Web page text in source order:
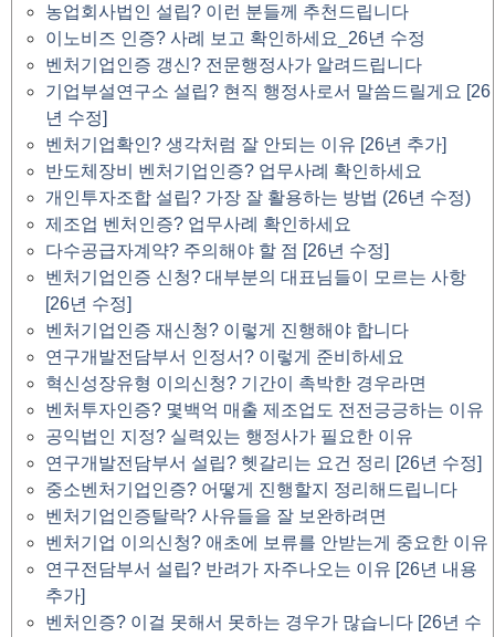
농업회사법인 설립? 이런 분들께 추천드립니다
이노비즈 인증? 사례 보고 확인하세요_26년 수정
벤처기업인증 갱신? 전문행정사가 알려드립니다
기업부설연구소 설립? 현직 행정사로서 말씀드릴게요 [26
년 수정]
벤처기업확인? 생각처럼 잘 안되는 이유 [26년 추가]
반도체장비 벤처기업인증? 업무사례 확인하세요
개인투자조합 설립? 가장 잘 활용하는 방법 (26년 수정)
제조업 벤처인증? 업무사례 확인하세요
다수공급자계약? 주의해야 할 점 [26년 수정]
벤처기업인증 신청? 대부분의 대표님들이 모르는 사항
[26년 수정]
벤처기업인증 재신청? 이렇게 진행해야 합니다
연구개발전담부서 인정서? 이렇게 준비하세요
혁신성장유형 이의신청? 기간이 촉박한 경우라면
벤처투자인증? 몇백억 매출 제조업도 전전긍긍하는 이유
공익법인 지정? 실력있는 행정사가 필요한 이유
연구개발전담부서 설립? 헷갈리는 요건 정리 [26년 수정]
중소벤처기업인증? 어떻게 진행할지 정리해드립니다
벤처기업인증탈락? 사유들을 잘 보완하려면
벤처기업 이의신청? 애초에 보류를 안받는게 중요한 이유
연구전담부서 설립? 반려가 자주나오는 이유 [26년 내용
추가]
벤처인증? 이걸 못해서 못하는 경우가 많습니다 [26년 수